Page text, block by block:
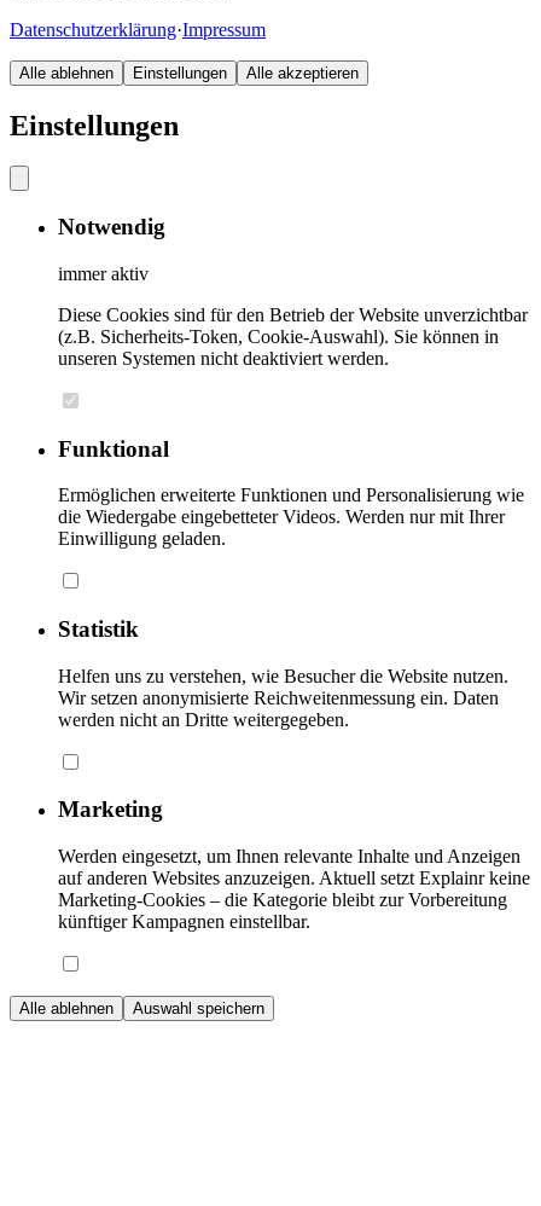
Datenschutzerklärung·Impressum
Alle ablehnen Einstellungen Alle akzeptieren
Einstellungen
Notwendig
immer aktiv
Diese Cookies sind für den Betrieb der Website unverzichtbar
(z.B. Sicherheits-Token, Cookie-Auswahl). Sie können in
unseren Systemen nicht deaktiviert werden.
Funktional
Ermöglichen erweiterte Funktionen und Personalisierung wie
die Wiedergabe eingebetteter Videos. Werden nur mit Ihrer
Einwilligung geladen.
Statistik
Helfen uns zu verstehen, wie Besucher die Website nutzen.
Wir setzen anonymisierte Reichweitenmessung ein. Daten
werden nicht an Dritte weitergegeben.
Marketing
Werden eingesetzt, um Ihnen relevante Inhalte und Anzeigen
auf anderen Websites anzuzeigen. Aktuell setzt Explainr keine
Marketing-Cookies – die Kategorie bleibt zur Vorbereitung
künftiger Kampagnen einstellbar.
Alle ablehnen Auswahl speichern